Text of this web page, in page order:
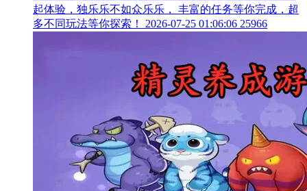
起体验，独乐乐不如众乐乐， 丰富的任务等你完成，超
多不同玩法等你探索！
2026-07-25 01:06:06 25966